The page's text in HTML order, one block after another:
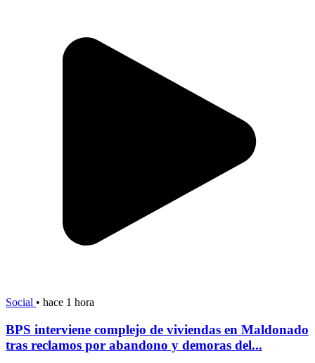
Social • hace 1 hora
BPS interviene complejo de viviendas en Maldonado
tras reclamos por abandono y demoras del...